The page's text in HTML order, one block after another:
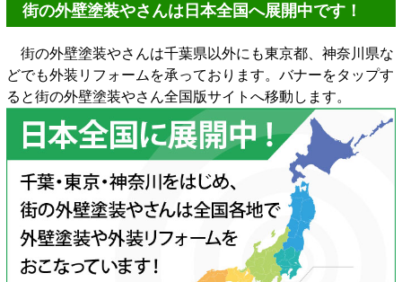
街の外壁塗装やさんは日本全国へ展開中です！
街の外壁塗装やさんは千葉県以外にも東京都、神奈川県な
どでも外装リフォームを承っております。バナーをタップす
ると街の外壁塗装やさん全国版サイトへ移動します。